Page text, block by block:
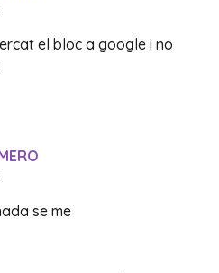
el bloc a google i no
se me